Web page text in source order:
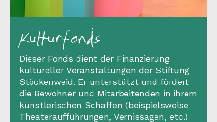
Kulturfonds
Dieser Fonds dient der Finanzierung
kultureller Veranstaltungen der Stiftung
Stöckenweid. Er unterstützt und fördert
die Bewohner und Mitarbeitenden in ihrem
künstlerischen Schaffen (beispielsweise
Theateraufführungen, Vernissagen, etc.)